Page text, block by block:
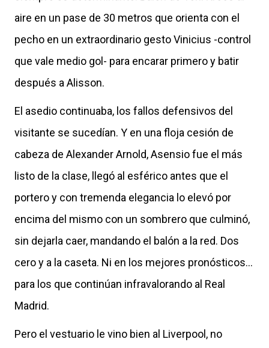
aire en un pase de 30 metros que orienta con el
pecho en un extraordinario gesto Vinicius -control
que vale medio gol- para encarar primero y batir
después a Alisson.
El asedio continuaba, los fallos defensivos del
visitante se sucedían. Y en una floja cesión de
cabeza de Alexander Arnold, Asensio fue el más
listo de la clase, llegó al esférico antes que el
portero y con tremenda elegancia lo elevó por
encima del mismo con un sombrero que culminó,
sin dejarla caer, mandando el balón a la red. Dos
cero y a la caseta. Ni en los mejores pronósticos...
para los que continúan infravalorando al Real
Madrid.
Pero el vestuario le vino bien al Liverpool, no